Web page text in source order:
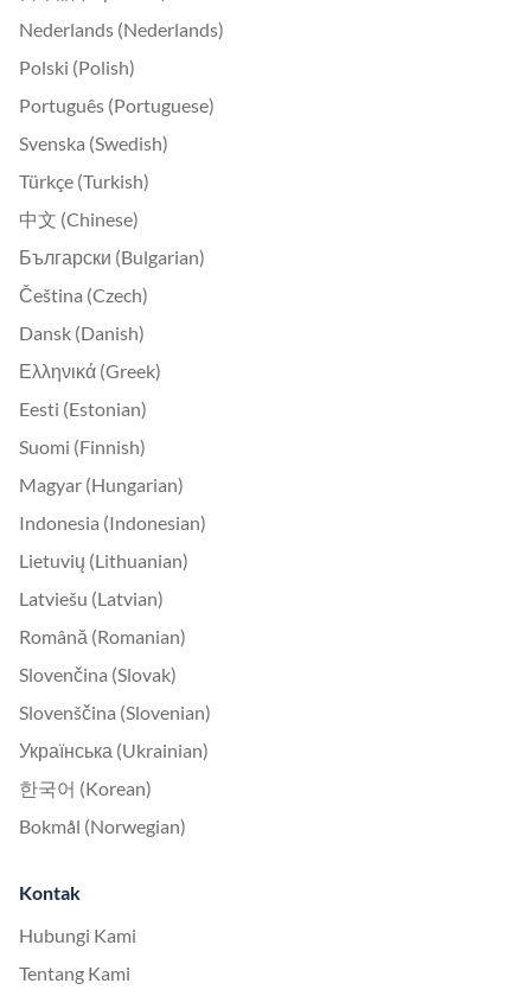
Nederlands (Nederlands)
Polski (Polish)
Português (Portuguese)
Svenska (Swedish)
Türkçe (Turkish)
中文 (Chinese)
Български (Bulgarian)
Čeština (Czech)
Dansk (Danish)
Ελληνικά (Greek)
Eesti (Estonian)
Suomi (Finnish)
Magyar (Hungarian)
Indonesia (Indonesian)
Lietuvių (Lithuanian)
Latviešu (Latvian)
Română (Romanian)
Slovenčina (Slovak)
Slovenščina (Slovenian)
Українська (Ukrainian)
한국어 (Korean)
Bokmål (Norwegian)
Kontak
Hubungi Kami
Tentang Kami